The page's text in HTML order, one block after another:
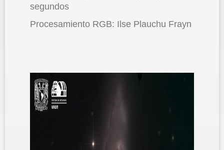
segundos
Procesamiento RGB: Ilse Plauchu Frayn